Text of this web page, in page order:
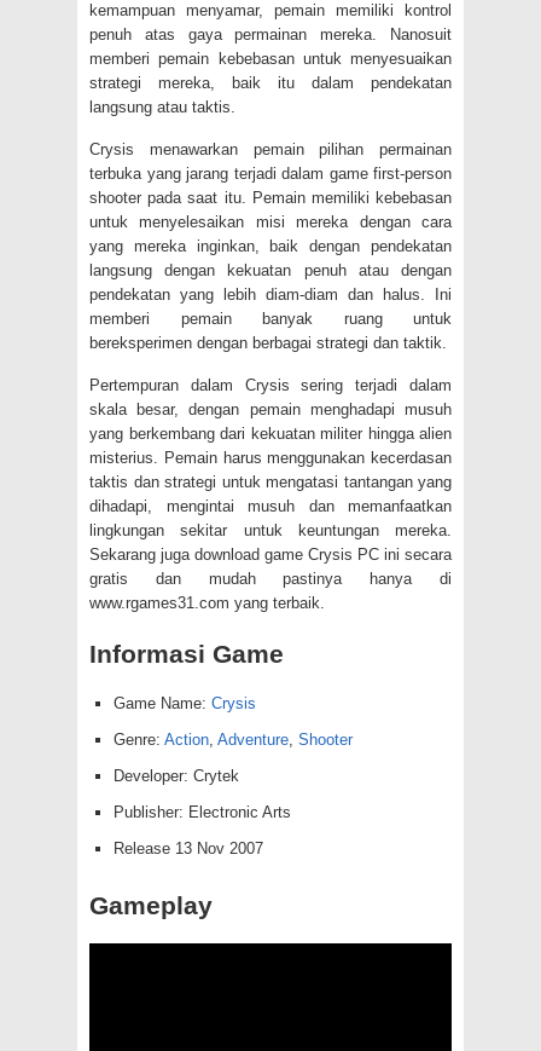
kemampuan menyamar, pemain memiliki kontrol
penuh atas gaya permainan mereka. Nanosuit
memberi pemain kebebasan untuk menyesuaikan
strategi mereka, baik itu dalam pendekatan
langsung atau taktis.
Crysis menawarkan pemain pilihan permainan
terbuka yang jarang terjadi dalam game first-person
shooter pada saat itu. Pemain memiliki kebebasan
untuk menyelesaikan misi mereka dengan cara
yang mereka inginkan, baik dengan pendekatan
langsung dengan kekuatan penuh atau dengan
pendekatan yang lebih diam-diam dan halus. Ini
memberi pemain banyak ruang untuk
bereksperimen dengan berbagai strategi dan taktik.
Pertempuran dalam Crysis sering terjadi dalam
skala besar, dengan pemain menghadapi musuh
yang berkembang dari kekuatan militer hingga alien
misterius. Pemain harus menggunakan kecerdasan
taktis dan strategi untuk mengatasi tantangan yang
dihadapi, mengintai musuh dan memanfaatkan
lingkungan sekitar untuk keuntungan mereka.
Sekarang juga download game Crysis PC ini secara
gratis dan mudah pastinya hanya di
www.rgames31.com yang terbaik.
Informasi Game
Game Name: Crysis
Genre: Action, Adventure, Shooter
Developer: Crytek
Publisher: Electronic Arts
Release 13 Nov 2007
Gameplay